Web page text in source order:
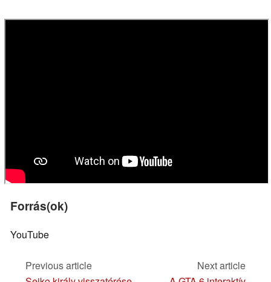
Forrás(ok)
YouTube
Previous article
Next article